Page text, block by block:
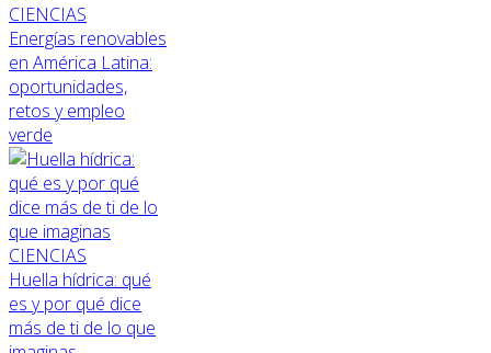
CIENCIAS
Energías renovables
en América Latina:
oportunidades,
retos y empleo
verde
CIENCIAS
Huella hídrica: qué
es y por qué dice
más de ti de lo que